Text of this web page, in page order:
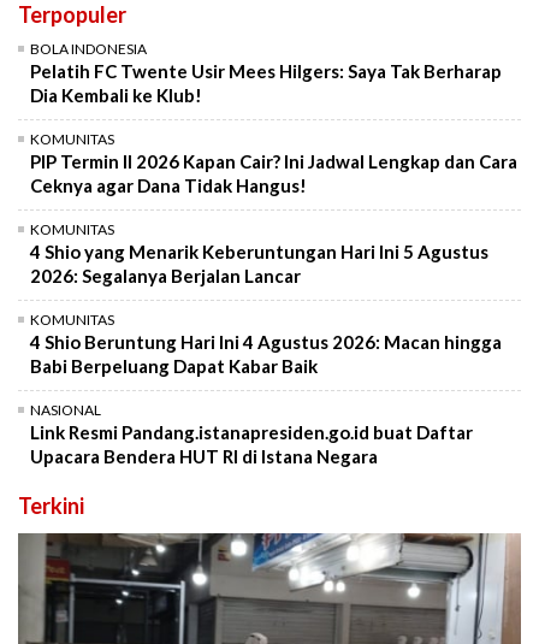
Terpopuler
BOLA INDONESIA
Pelatih FC Twente Usir Mees Hilgers: Saya Tak Berharap
Dia Kembali ke Klub!
KOMUNITAS
PIP Termin II 2026 Kapan Cair? Ini Jadwal Lengkap dan Cara
Ceknya agar Dana Tidak Hangus!
KOMUNITAS
4 Shio yang Menarik Keberuntungan Hari Ini 5 Agustus
2026: Segalanya Berjalan Lancar
KOMUNITAS
4 Shio Beruntung Hari Ini 4 Agustus 2026: Macan hingga
Babi Berpeluang Dapat Kabar Baik
NASIONAL
Link Resmi Pandang.istanapresiden.go.id buat Daftar
Upacara Bendera HUT RI di Istana Negara
Terkini